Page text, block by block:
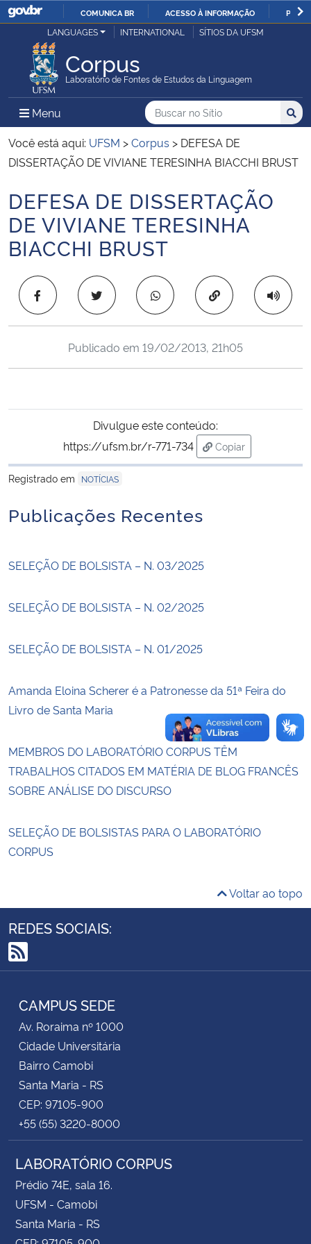
IR
COMUNICA BR ACESSO À INFORMAÇÃO
Ministério da Justiça e Segurança Pública
Ministério da Defesa
Ministério das Relações Exteriores
Ministério da Infraestrutura
Ministério da Agricultura, Pecuária e Abastecimento
Ministério da Educação
Ministério da Ciência, Tecnologia, Inovações e Comunicações
Ministério do Meio Ambiente
Ministério da Mulher, da Família e dos Direitos Humanos
Secretaria-Geral
Secretaria de Governo
Planalto
LANGUAGES INTERNATIONAL SÍTIOS DA UFSM
Corpus
Laboratório de Fontes de Estudos da Linguagem
Menu Menu Principal do Sítio
Busca
Buscar no no Sítio
Busca:
Você está aqui: UFSM >Corpus > DEFESA DE
DISSERTAÇÃO DE VIVIANE TERESINHA BIACCHI BRUST
Início do conteúdo
DEFESA DE DISSERTAÇÃO
DE VIVIANE TERESINHA
BIACCHI BRUST
Copiar para área
Publicado em 19/02/2013, 21h05
Divulgue este conteúdo:
https://ufsm.br/r-771-734
Copiar
para área de
Registrado em
NOTÍCIAS
Publicações Recentes
SELEÇÃO DE BOLSISTA – N. 03/2025
SELEÇÃO DE BOLSISTA – N. 02/2025
SELEÇÃO DE BOLSISTA – N. 01/2025
Amanda Eloina Scherer é a Patronesse da 51ª Feira do
Livro de Santa Maria
MEMBROS DO LABORATÓRIO CORPUS TÊM
TRABALHOS CITADOS EM MATÉRIA DE BLOG FRANCÊS
SOBRE ANÁLISE DO DISCURSO
SELEÇÃO DE BOLSISTAS PARA O LABORATÓRIO
CORPUS
Voltar ao topo
REDES SOCIAIS:
RSS
CAMPUS SEDE
Av. Roraima nº 1000
Cidade Universitária
Bairro Camobi
Santa Maria - RS
CEP: 97105-900
+55 (55) 3220-8000
LABORATÓRIO CORPUS
Prédio 74E, sala 16.
UFSM - Camobi
Santa Maria - RS